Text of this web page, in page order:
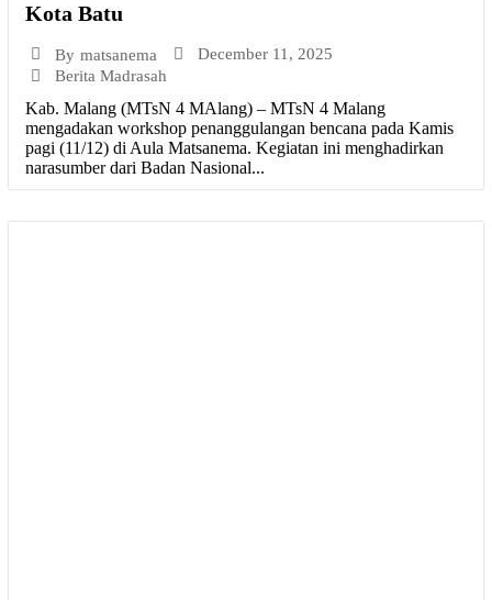
Kota Batu
By matsanema
December 11, 2025
Berita Madrasah
Kab. Malang (MTsN 4 MAlang) – MTsN 4 Malang
mengadakan workshop penanggulangan bencana pada Kamis
pagi (11/12) di Aula Matsanema. Kegiatan ini menghadirkan
narasumber dari Badan Nasional...